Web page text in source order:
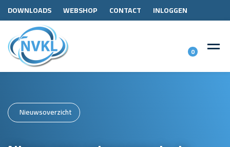
DOWNLOADS WEBSHOP CONTACT INLOGGEN
0
Nieuwsoverzicht